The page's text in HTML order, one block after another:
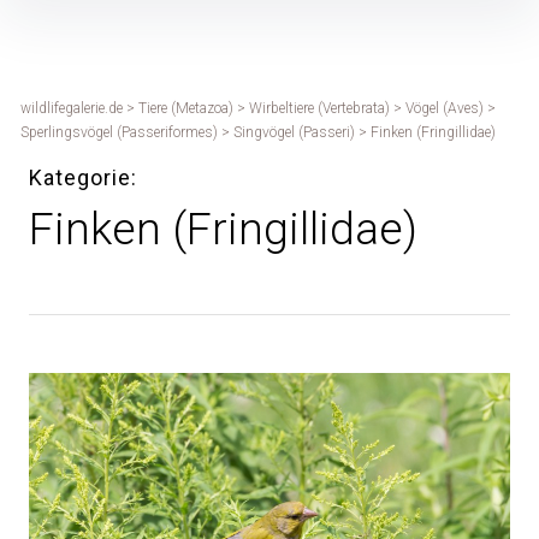
wildlifegalerie.de > Tiere (Metazoa) > Wirbeltiere (Vertebrata) > Vögel (Aves) >
Sperlingsvögel (Passeriformes) > Singvögel (Passeri) > Finken (Fringillidae)
Kategorie
Finken (Fringillidae)